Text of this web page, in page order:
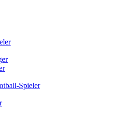
Spieler